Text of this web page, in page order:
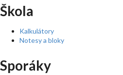
Škola
Kalkulátory
Notesy a bloky
Sporáky